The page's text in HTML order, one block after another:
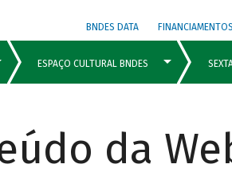
BNDES DATA FINANCIAMENTOS
da